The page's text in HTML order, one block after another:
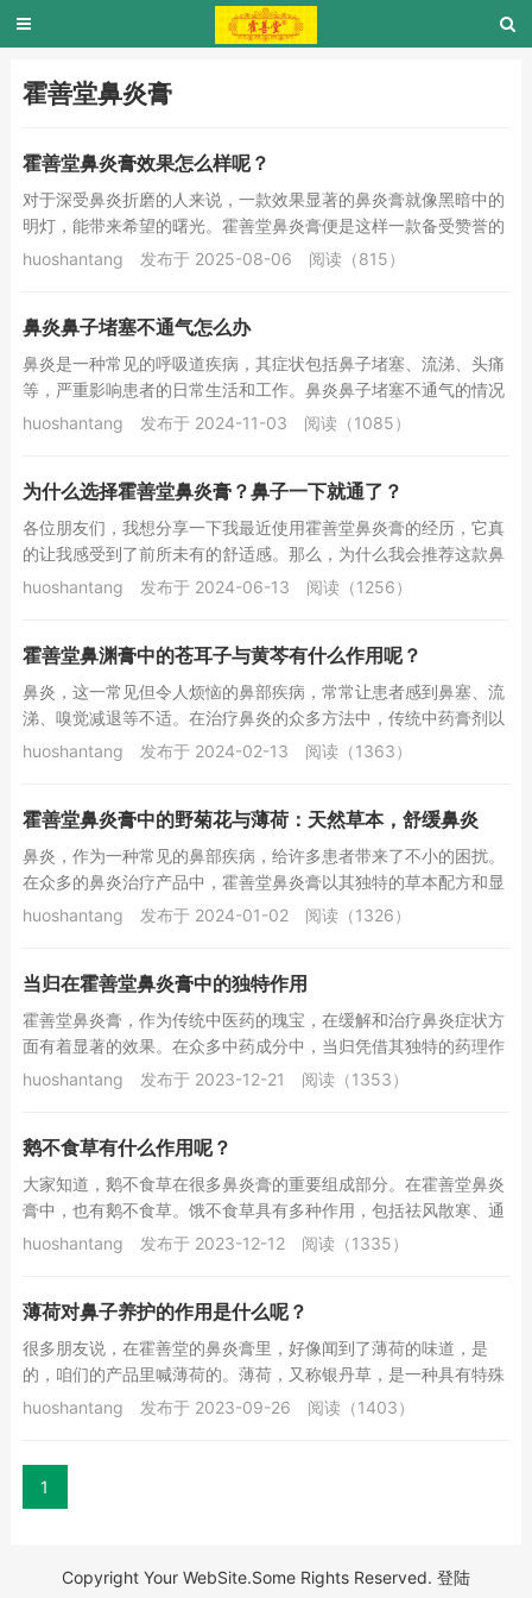
霍善堂鼻炎膏
霍善堂鼻炎膏效果怎么样呢？
对于深受鼻炎折磨的人来说，一款效果显著的鼻炎膏就像黑暗中的
明灯，能带来希望的曙光。霍善堂鼻炎膏便是这样一款备受赞誉的
产品，其效果十分出色。霍善堂鼻炎膏，全称为霍...
huoshantang 发布于 2025-08-06 阅读（815）
鼻炎鼻子堵塞不通气怎么办
鼻炎是一种常见的呼吸道疾病，其症状包括鼻子堵塞、流涕、头痛
等，严重影响患者的日常生活和工作。鼻炎鼻子堵塞不通气的情况
更是让人难以忍受，尤其是在晚上，睡眠质量会大...
huoshantang 发布于 2024-11-03 阅读（1085）
为什么选择霍善堂鼻炎膏？鼻子一下就通了？
各位朋友们，我想分享一下我最近使用霍善堂鼻炎膏的经历，它真
的让我感受到了前所未有的舒适感。那么，为什么我会推荐这款鼻
炎膏呢？下面就来详细解答一下。首先，霍善堂鼻...
huoshantang 发布于 2024-06-13 阅读（1256）
霍善堂鼻渊膏中的苍耳子与黄芩有什么作用呢？
鼻炎，这一常见但令人烦恼的鼻部疾病，常常让患者感到鼻塞、流
涕、嗅觉减退等不适。在治疗鼻炎的众多方法中，传统中药膏剂以
其独特的疗效和温和的性质受到了广泛关注。霍善...
huoshantang 发布于 2024-02-13 阅读（1363）
霍善堂鼻炎膏中的野菊花与薄荷：天然草本，舒缓鼻炎
鼻炎，作为一种常见的鼻部疾病，给许多患者带来了不小的困扰。
在众多的鼻炎治疗产品中，霍善堂鼻炎膏以其独特的草本配方和显
著的效果受到了广泛关注。其中，野菊花和薄荷作...
huoshantang 发布于 2024-01-02 阅读（1326）
当归在霍善堂鼻炎膏中的独特作用
霍善堂鼻炎膏，作为传统中医药的瑰宝，在缓解和治疗鼻炎症状方
面有着显著的效果。在众多中药成分中，当归凭借其独特的药理作
用和广泛的药用价值，在霍善堂鼻炎膏中发挥着不...
huoshantang 发布于 2023-12-21 阅读（1353）
鹅不食草有什么作用呢？
大家知道，鹅不食草在很多鼻炎膏的重要组成部分。在霍善堂鼻炎
膏中，也有鹅不食草。饿不食草具有多种作用，包括祛风散寒、通
窍止痛、活血化瘀等。在中医药学中，饿不食草被...
huoshantang 发布于 2023-12-12 阅读（1335）
薄荷对鼻子养护的作用是什么呢？
很多朋友说，在霍善堂的鼻炎膏里，好像闻到了薄荷的味道，是
的，咱们的产品里喊薄荷的。薄荷，又称银丹草，是一种具有特殊
芳香的多年生草本植物。其具有清凉解暑、醒脑提神...
huoshantang 发布于 2023-09-26 阅读（1403）
1
Copyright Your WebSite.Some Rights Reserved. 登陆